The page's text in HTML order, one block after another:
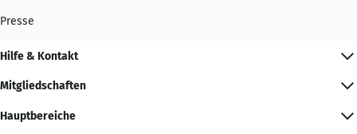
Presse
Hilfe & Kontakt
Mitgliedschaften
Hauptbereiche